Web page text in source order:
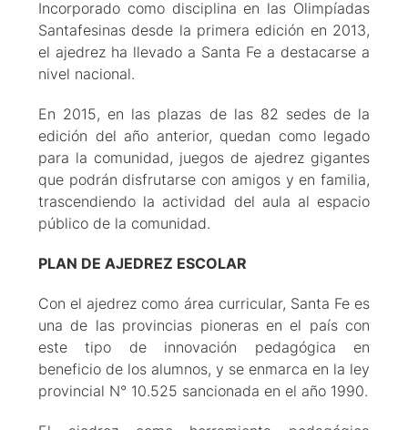
Incorporado como disciplina en las Olimpíadas
Santafesinas desde la primera edición en 2013,
el ajedrez ha llevado a Santa Fe a destacarse a
nivel nacional.
En 2015, en las plazas de las 82 sedes de la
edición del año anterior, quedan como legado
para la comunidad, juegos de ajedrez gigantes
que podrán disfrutarse con amigos y en familia,
trascendiendo la actividad del aula al espacio
público de la comunidad.
PLAN DE AJEDREZ ESCOLAR
Con el ajedrez como área curricular, Santa Fe es
una de las provincias pioneras en el país con
este tipo de innovación pedagógica en
beneficio de los alumnos, y se enmarca en la ley
provincial N° 10.525 sancionada en el año 1990.